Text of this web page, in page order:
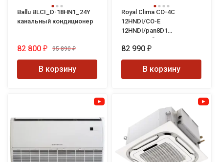
Ballu BLCI_D-18HN1_24Y
канальный кондиционер
82 800 ₽ 95 890 ₽
В корзину
Royal Clima CO-4C
12HNDI/CO-E
12HNDI/pan8D1
кассетный кондиционер
82 990 ₽
В корзину